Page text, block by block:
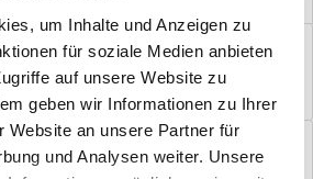
um Inhalte und Anzeigen zu
für soziale Medien anbieten
auf unsere Website zu
geben wir Informationen zu Ihrer
Website an unsere Partner für
und Analysen weiter. Unsere
Satinierte Optik: Jede Tür hat ihre
mehr
und diskutieren...
mehr